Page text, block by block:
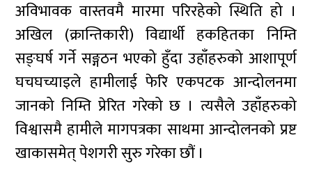
अविभावक वास्तवमै मारमा परिरहेको स्थिति हो ।
अखिल (क्रान्तिकारी) विद्यार्थी हकहितका निम्ति
सङ्घर्ष गर्ने सङ्गठन भएको हुँदा उहाँहरुको आशापूर्ण
घचघच्याइले हामीलाई फेरि एकपटक आन्दोलनमा
जानको निम्ति प्रेरित गरेको छ । त्यसैले उहाँहरुको
विश्वासमै हामीले मागपत्रका साथमा आन्दोलनको प्रष्ट
खाकासमेत् पेशगरी सुरु गरेका छौं ।